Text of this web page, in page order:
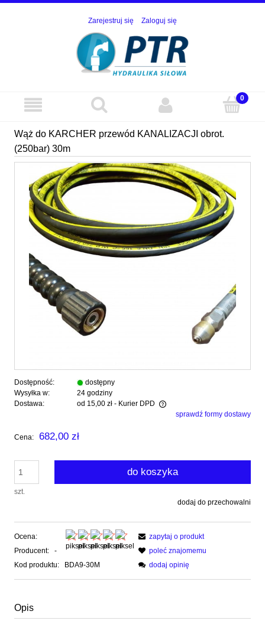
Zarejestruj się Zaloguj się
Wąż do KARCHER przewód KANALIZACJI obrot.
(250bar) 30m
Dostępność:
dostępny
Wysyłka w:
24 godziny
Dostawa:
od 15,00 zł - Kurier DPD
Cena nie zawiera ewentualnych kosztów płatnościsprawdź formy dostawy
Cena: 682,00 zł
szt.
do koszyka
dodaj do przechowalni
Ocena:
Producent:
-
Kod produktu:
BDA9-30M
zapytaj o produkt
poleć znajomemu
dodaj opinię
Opis